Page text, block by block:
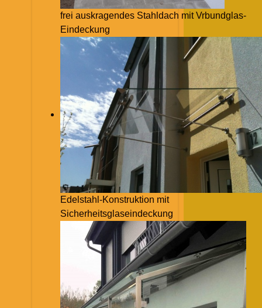
frei auskragendes Stahldach mit Vrbundglas-
Eindeckung
Edelstahl-Konstruktion mit
Sicherheitsglaseindeckung